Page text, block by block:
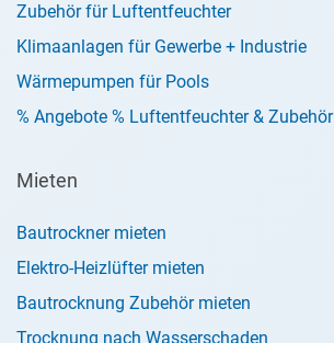
Zubehör für Luftentfeuchter
Klimaanlagen für Gewerbe + Industrie
Wärmepumpen für Pools
% Angebote % Luftentfeuchter & Zubehör
Mieten
Bautrockner mieten
Elektro-Heizlüfter mieten
Bautrocknung Zubehör mieten
Trocknung nach Wasserschaden